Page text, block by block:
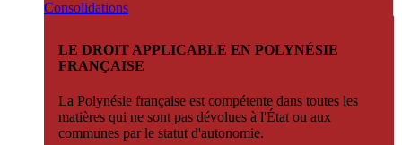
Consolidations
LE DROIT APPLICABLE EN POLYNÉSIE
FRANÇAISE
La Polynésie française est compétente dans toutes les
matières qui ne sont pas dévolues à l'État ou aux
communes par le statut d'autonomie.